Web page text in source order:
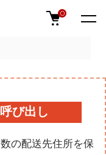
0
び出し
の配送先住所を保